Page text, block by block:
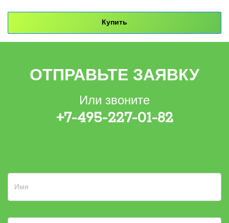
Купить
ОТПРАВЬТЕ ЗАЯВКУ
Или звоните
+7-495-227-01-82